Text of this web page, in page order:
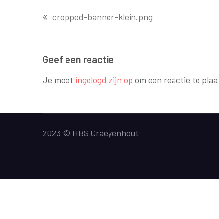
Bericht
navigatie
cropped-banner-klein.png
Geef een reactie
Je moet ingelogd zijn op om een reactie te
2023 © HBS Craeyenhout